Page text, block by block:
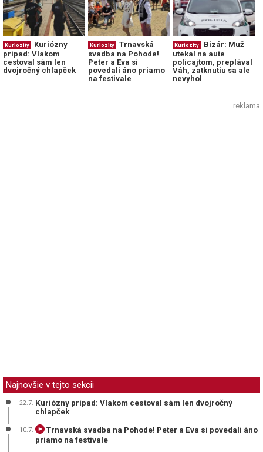
Kuriozity
Kuriózny
prípad: Vlakom
cestoval sám len
dvojročný chlapček
Kuriozity
Trnavská
svadba na Pohode!
Peter a Eva si
povedali áno priamo
na festivale
Kuriozity
Bizár: Muž
utekal na aute
policajtom, preplával
Váh, zatknutiu sa ale
nevyhol
reklama
Najnovšie v tejto sekcii
22.7. Kuriózny prípad: Vlakom cestoval sám len dvojročný
chlapček
10.7.
Trnavská svadba na Pohode! Peter a Eva si povedali áno
priamo na festivale